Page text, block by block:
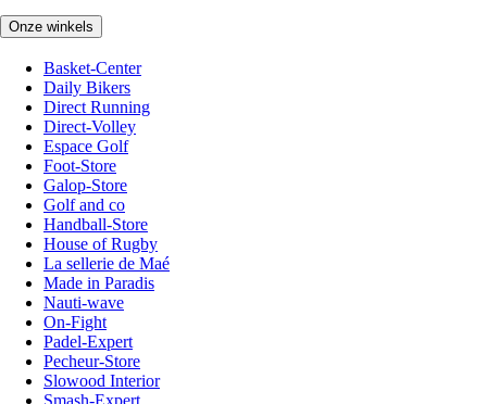
Onze winkels
Basket-Center
Daily Bikers
Direct Running
Direct-Volley
Espace Golf
Foot-Store
Galop-Store
Golf and co
Handball-Store
House of Rugby
La sellerie de Maé
Made in Paradis
Nauti-wave
On-Fight
Padel-Expert
Pecheur-Store
Slowood Interior
Smash-Expert